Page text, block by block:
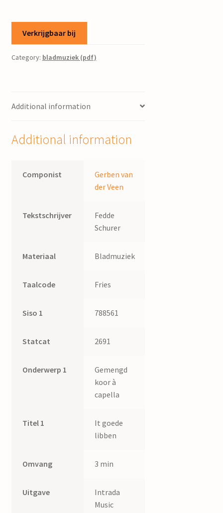
Verkrijgbaar bij
Category: bladmuziek (pdf)
Additional information
Additional information
Componist
Gerben van
der Veen
Tekstschrijver
Fedde
Schurer
Materiaal Bladmuziek
Taalcode Fries
Siso 1 788561
Statcat 2691
Onderwerp 1
Gemengd
koor à
capella
Titel 1
It goede
libben
Omvang 3 min
Uitgave
Intrada
Music